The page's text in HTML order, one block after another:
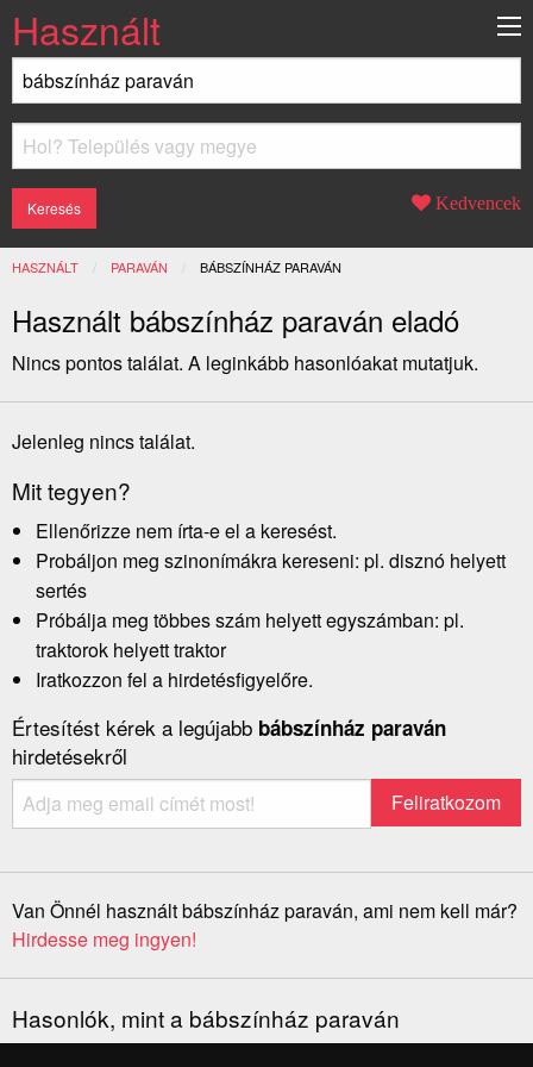
Használt
Kedvencek
HASZNÁLT PARAVÁN JELENLEGI:
BÁBSZÍNHÁZ PARAVÁN
Használt bábszínház paraván eladó
Nincs pontos találat. A leginkább hasonlóakat mutatjuk.
Jelenleg nincs találat.
Mit tegyen?
Ellenőrizze nem írta-e el a keresést.
Probáljon meg szinonímákra kereseni: pl. disznó helyett
sertés
Próbálja meg többes szám helyett egyszámban: pl.
traktorok helyett traktor
Iratkozzon fel a hirdetésfigyelőre.
Értesítést kérek a legújabb bábszínház paraván
hirdetésekről
Van Önnél használt bábszínház paraván, ami nem kell már?
Hirdesse meg ingyen!
Hasonlók, mint a bábszínház paraván